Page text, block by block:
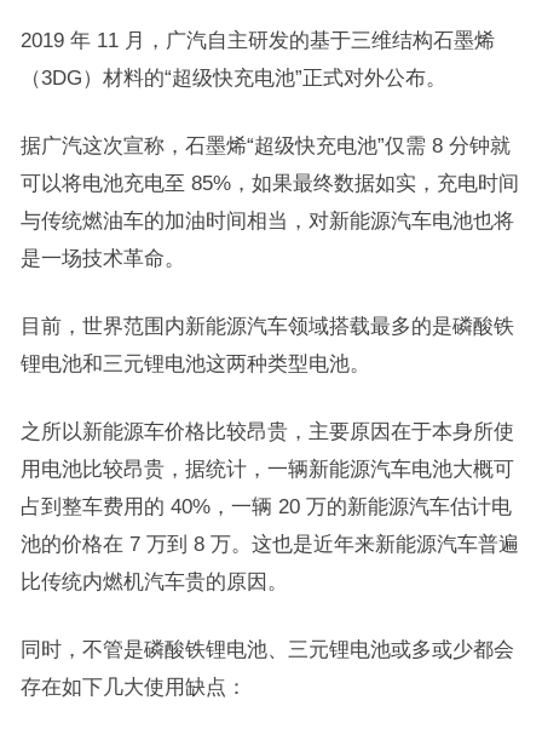
2019 年 11 月，广汽自主研发的基于三维结构石墨烯
（3DG）材料的“超级快充电池”正式对外公布。
据广汽这次宣称，石墨烯“超级快充电池”仅需 8 分钟就
可以将电池充电至 85%，如果最终数据如实，充电时间
与传统燃油车的加油时间相当，对新能源汽车电池也将
是一场技术革命。
目前，世界范围内新能源汽车领域搭载最多的是磷酸铁
锂电池和三元锂电池这两种类型电池。
之所以新能源车价格比较昂贵，主要原因在于本身所使
用电池比较昂贵，据统计，一辆新能源汽车电池大概可
占到整车费用的 40%，一辆 20 万的新能源汽车估计电
池的价格在 7 万到 8 万。这也是近年来新能源汽车普遍
比传统内燃机汽车贵的原因。
同时，不管是磷酸铁锂电池、三元锂电池或多或少都会
存在如下几大使用缺点：